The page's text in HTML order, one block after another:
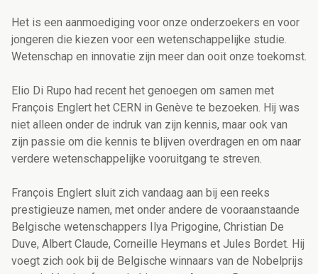
Het is een aanmoediging voor onze onderzoekers en voor
jongeren die kiezen voor een wetenschappelijke studie.
Wetenschap en innovatie zijn meer dan ooit onze toekomst.
Elio Di Rupo had recent het genoegen om samen met
François Englert het CERN in Genève te bezoeken. Hij was
niet alleen onder de indruk van zijn kennis, maar ook van
zijn passie om die kennis te blijven overdragen en om naar
verdere wetenschappelijke vooruitgang te streven.
François Englert sluit zich vandaag aan bij een reeks
prestigieuze namen, met onder andere de vooraanstaande
Belgische wetenschappers Ilya Prigogine, Christian De
Duve, Albert Claude, Corneille Heymans et Jules Bordet. Hij
voegt zich ook bij de Belgische winnaars van de Nobelprijs